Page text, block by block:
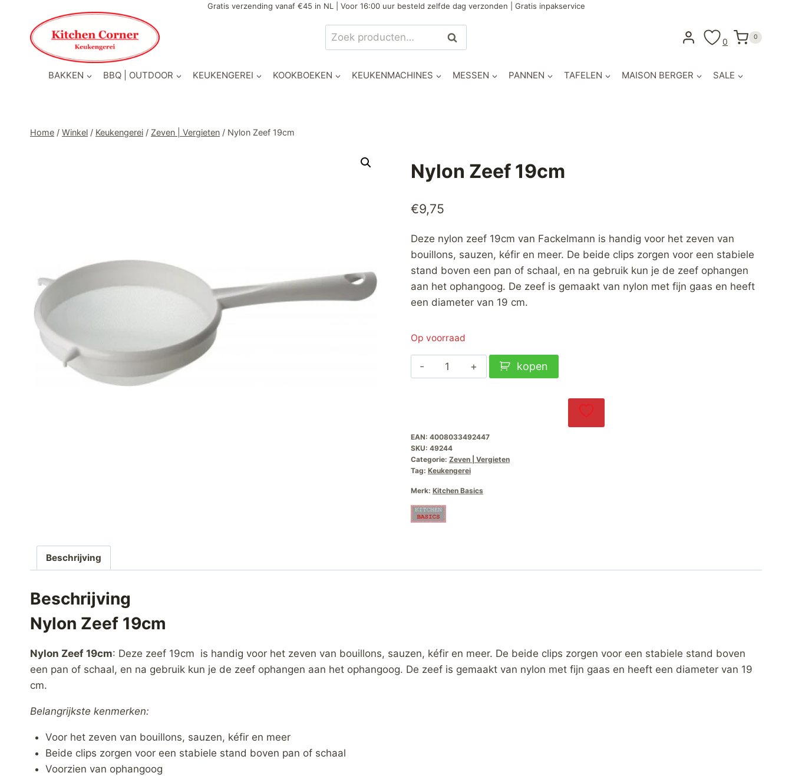
inhoud
Gratis verzending vanaf €45 in NL | Voor 16:00 uur besteld zelfde dag verzonden | Gratis inpakservice
Zoeken
naar:
Zoeken 0 0
BAKKEN BBQ | OUTDOOR KEUKENGEREI KOOKBOEKEN KEUKENMACHINES MESSEN PANNEN TAFELEN MAISON BERGER SALE
Home / Winkel / Keukengerei / Zeven | Vergieten / Nylon Zeef 19cm
Nylon Zeef 19cm
€9,75
Deze nylon zeef 19cm van Fackelmann is handig voor het zeven van
bouillons, sauzen, kéfir en meer. De beide clips zorgen voor een stabiele
stand boven een pan of schaal, en na gebruik kun je de zeef ophangen
aan het ophangoog. De zeef is gemaakt van nylon met fijn gaas en heeft
een diameter van 19 cm.
Op voorraad
Nylon
Zeef
kopen
EAN: 4008033492447
SKU: 49244
Categorie: Zeven | Vergieten
Tag: Keukengerei
Merk: Kitchen Basics
Beschrijving
Beschrijving
Nylon Zeef 19cm
Nylon Zeef 19cm: Deze zeef 19cm is handig voor het zeven van bouillons, sauzen, kéfir en meer. De beide clips zorgen voor een stabiele stand boven
een pan of schaal, en na gebruik kun je de zeef ophangen aan het ophangoog. De zeef is gemaakt van nylon met fijn gaas en heeft een diameter van 19
cm.
Belangrijkste kenmerken:
Voor het zeven van bouillons, sauzen, kéfir en meer
Beide clips zorgen voor een stabiele stand boven pan of schaal
Voorzien van ophangoog